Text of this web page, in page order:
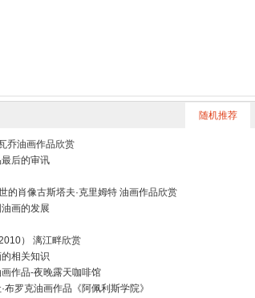
随机推荐
乔油画作品欣赏
后的审讯
的肖像古斯塔夫·克里姆特 油画作品欣赏
画的发展
） 漓江畔欣赏
相关知识
作品-夜晚露天咖啡馆
布罗克油画作品《阿佩利斯学院》